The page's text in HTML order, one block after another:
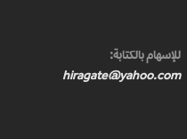
للإسهام بالكتابة:
hiragate@yahoo.com